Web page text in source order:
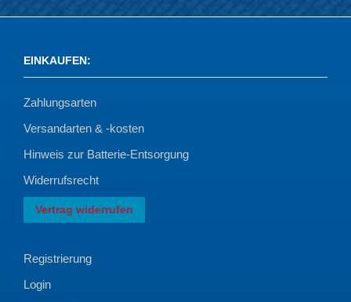
EINKAUFEN:
Zahlungsarten
Versandarten & -kosten
Hinweis zur Batterie-Entsorgung
Widerrufsrecht
Vertrag widerrufen
Registrierung
Login